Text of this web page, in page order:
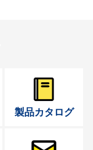
製品カタログ